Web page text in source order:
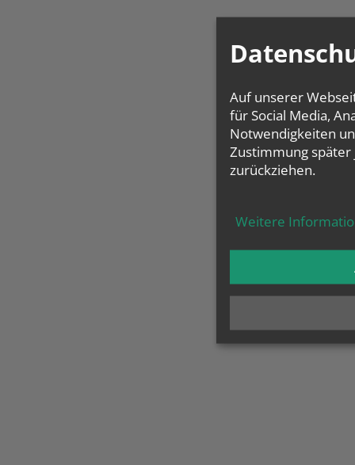
Auf unserer
für Social Media,
Notwendigkeiten
Zustimmung
zurückziehen.
Weitere